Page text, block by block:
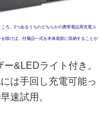
ころ、2つあるうちのどちらかの携帯電話用充電コ
を除けば、付属品一式を本体底部に収納することが
&LEDライト付き。
は手回し充電可能っ
速試用。